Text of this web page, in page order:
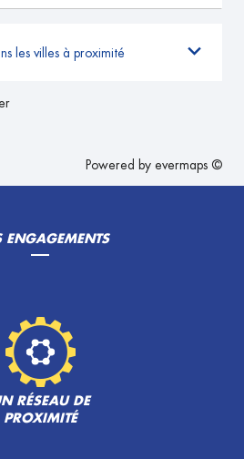
les villes à proximité
Powered by evermaps ©
ENGAGEMENTS
RÉSEAU DE
PROXIMITÉ